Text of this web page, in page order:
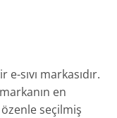
sıvı markasıdır.
en
seçilmiş